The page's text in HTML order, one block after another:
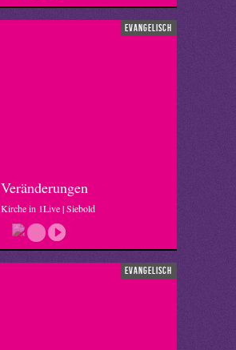
evangelisch
Veränderungen
Kirche in 1Live | Siebold
evangelisch